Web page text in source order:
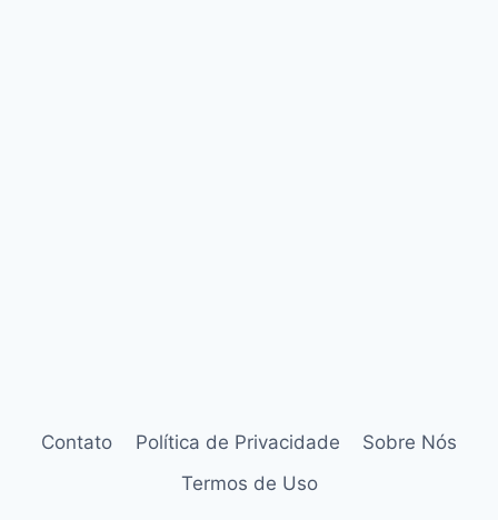
Contato Política de Privacidade
Sobre Nós
Termos de Uso